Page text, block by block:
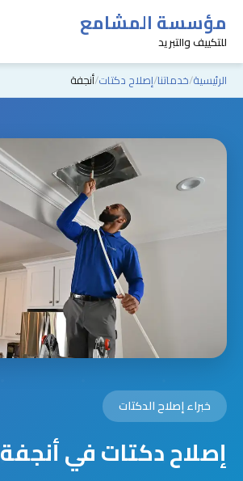
مؤسسة المشامع
للتكييف والتبريد
الرئيسية خدماتنا إصلاح دكتات أنجفة
خبراء إصلاح الدكتات
إصلاح دكتات في أنجفة